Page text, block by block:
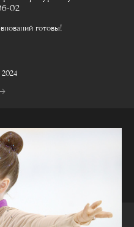
02
готовы!